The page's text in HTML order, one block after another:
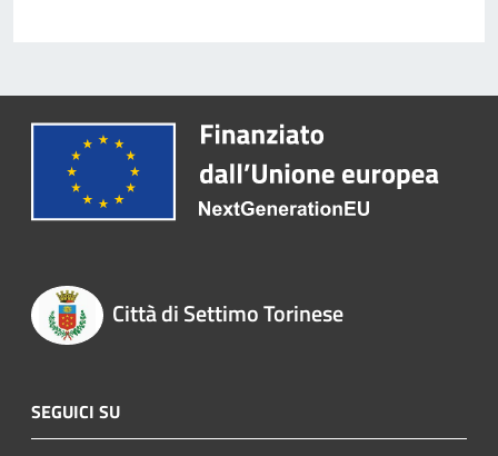
Città di Settimo Torinese
SEGUICI SU